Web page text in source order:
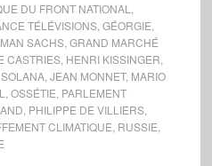
DU FRONT NATIONAL
TÉLÉVISIONS, GÉORGIE
SACHS, GRAND MARCHÉ
CASTRIES, HENRI KISSINGER
, JEAN MONNET, MARIO
OSSÉTIE PARLEMENT
PHILIPPE DE VILLIERS,
CLIMATIQUE RUSSIE